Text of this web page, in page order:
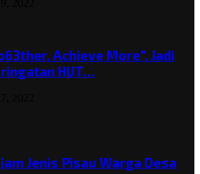
Achieve More”, Jadi
HUT…
Jenis Pisau Warga Desa